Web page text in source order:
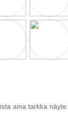
aina tarkka